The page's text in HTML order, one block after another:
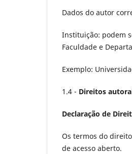
Dados do autor
Instituição: podem
Faculdade e
Exemplo:
1.4 - Direitos
Declaração de
Os termos do
de acesso aberto.